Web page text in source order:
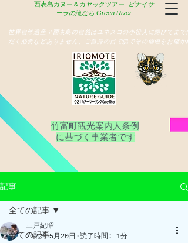
西表島カヌー＆カヤックツアー
ピナイサ
ーラの滝なら Green River
竹富町観光案内人条例
​に基づく事業者です
世界自然遺産？西表島の自然はユネスコの小役人に媚びてまで
だく必要などありません、ご自身の目で肌でその価値をお確か
記事
全ての記事
全ての記事
三戸紀昭
2022年5月20日
読了時間: 1分